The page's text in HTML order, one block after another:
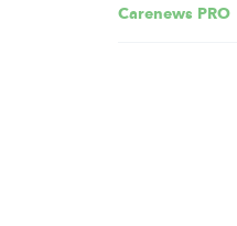
Carenews PRO